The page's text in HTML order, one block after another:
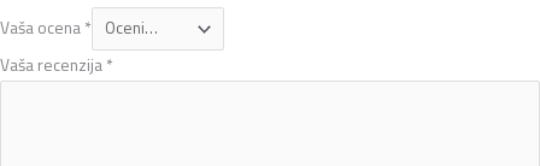
Vaša ocena *
Vaša recenzija *